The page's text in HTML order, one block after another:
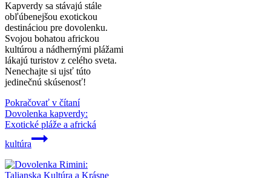
Kapverdy sa stávajú stále
obľúbenejšou exotickou
destináciou pre dovolenku.
Svojou bohatou africkou
kultúrou a nádhernými plážami
lákajú turistov z celého sveta.
Nenechajte si ujsť túto
jedinečnú skúsenosť!
Pokračovať v čítaní
Dovolenka kapverdy:
Exotické pláže a africká
kultúra